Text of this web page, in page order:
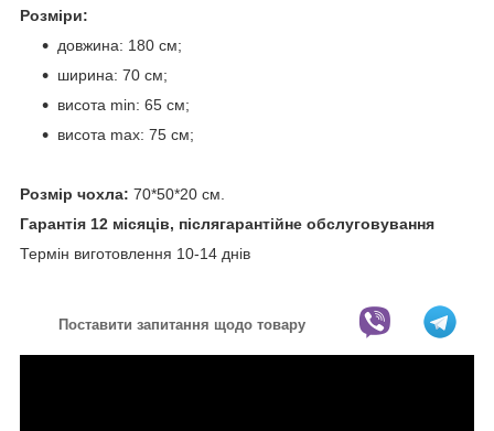
Розміри:
довжина: 180 см;
ширина: 70 см;
висота min: 65 см;
висота max: 75 см;
Розмір чохла: 70*50*20 см.
Гарантія 12 місяців, післягарантійне обслуговування
Термін виготовлення 10-14 днів
Поставити запитання щодо товару